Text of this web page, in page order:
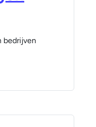
bedrijven